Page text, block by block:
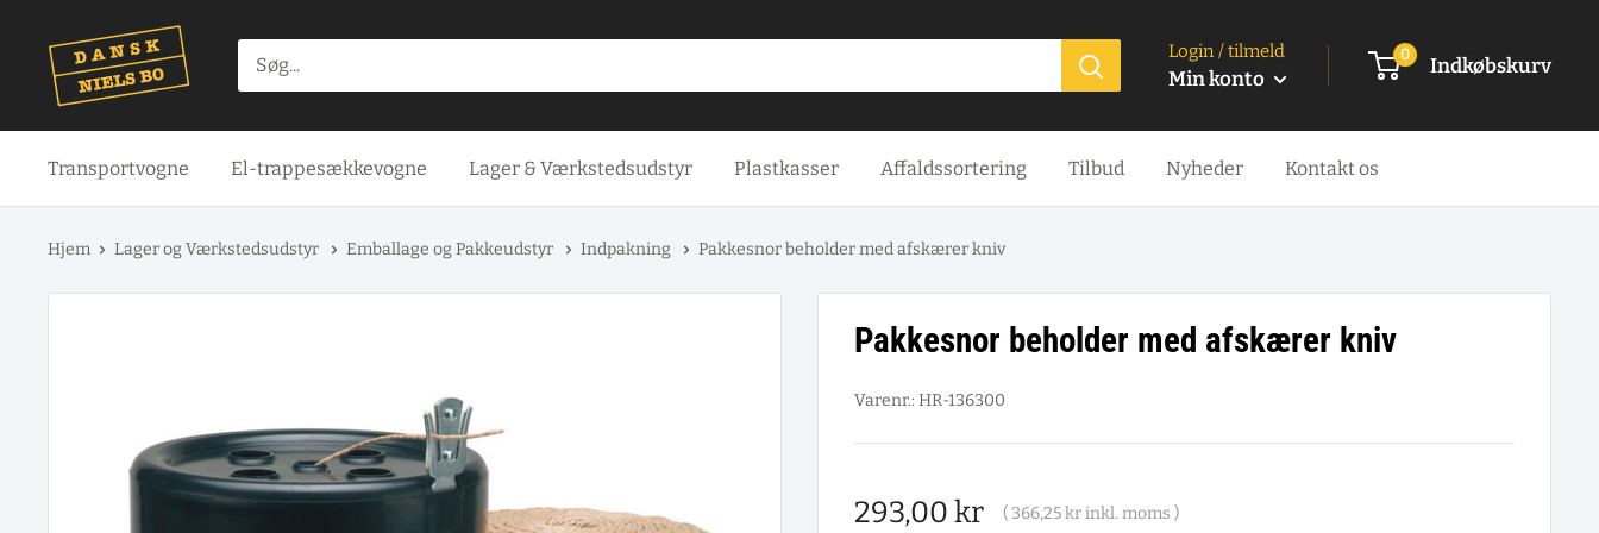
indhold
Login / tilmeld
Min konto
0 Indkøbskurv
Transportvogne El-trappesækkevogne Lager & Værkstedsudstyr Plastkasser Affaldssortering Tilbud Nyheder Kontakt os
Hjem Lager og Værkstedsudstyr Emballage og Pakkeudstyr Indpakning Pakkesnor beholder med afskærer kniv
Pakkesnor beholder med afskærer kniv
Varenr.: HR-136300
Salgspris
293,00 kr ( 366,25 krinkl. moms )